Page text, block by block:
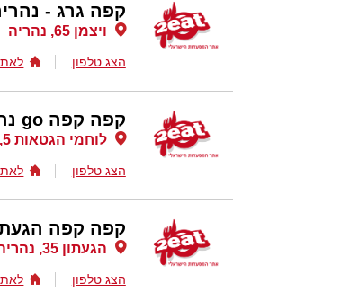
קפה גרג -
ויצמן 65, נהריה
הצג טלפון
קפה קפה go נהריה
לוחמי הגטאות 5, המרכז הרפואי לגליל, נהריה
הצג טלפון
קפה קפה
הגעתון 35, נהריה
הצג טלפון